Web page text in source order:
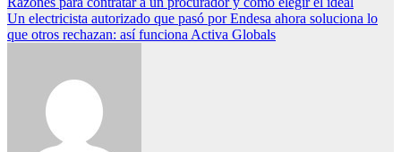
Navegación
de
Un electricista autorizado que pasó por Endesa ahora soluciona lo
que otros rechazan: así funciona Activa Globals